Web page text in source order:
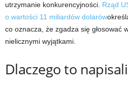
utrzymanie konkurencyjności. Rząd
o wartości 11 miliardów dolarów
co oznacza, że ​​zgadza się głosować
nielicznymi wyjątkami.
Dlaczego to